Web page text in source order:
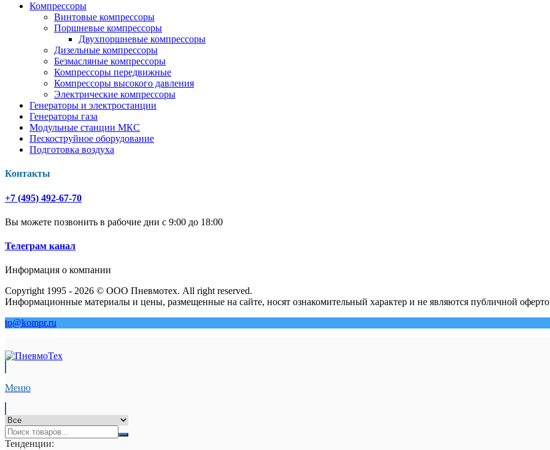
Компрессоры
Винтовые компрессоры
Поршневые компрессоры
Двухпоршневые компрессоры
Дизельные компрессоры
Безмасляные компрессоры
Компрессоры передвижные
Компрессоры высокого давления
Электрические компрессоры
Генераторы и электростанции
Генераторы газа
Модульные станции МКС
Пескоструйное оборудование
Подготовка воздуха
Контакты
+7 (495) 492-67-70
Вы можете позвонить в рабочие дни с 9:00 до 18:00
Телеграм канал
Информация о компании
Copyright 1995 - 2026 © ООО Пневмотех. All right reserved.
Информационные материалы и цены, размещенные на сайте, носят ознакомительный характер и не являются публичной
to@kompr.ru
Меню
Тенденции: